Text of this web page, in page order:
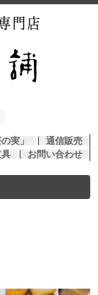
実」
通信販売
お問い合わせ